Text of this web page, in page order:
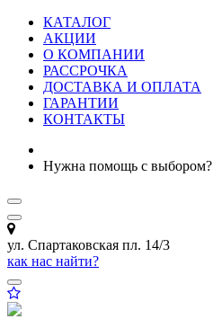
КАТАЛОГ
АКЦИИ
О КОМПАНИИ
РАССРОЧКА
ДОСТАВКА И ОПЛАТА
ГАРАНТИИ
КОНТАКТЫ
Нужна помощь с выбором?
ул. Спартаковская пл. 14/3
как нас найти?